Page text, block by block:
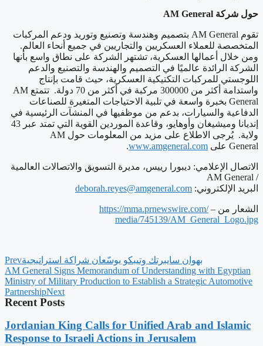
حول شركة AM General
تقوم AM General بتصميم وهندسة وتصنيع وتوريد ودعم المركبات
المتخصصة للعملاء العسكريين والتجاريين في جميع أنحاء العالم.
ومن خلال أعمالها العسكرية، تشتهر الشركة على نطاق واسع بأنها
الشركة الرائدة عالميًا في التصميم والهندسة والتصنيع والدعم
اللوجستي للمركبات التكتيكية العسكرية، حيث قامت بإنتاج
واستدامة أكثر من 300000 مركبة في أكثر من 70 دولة. تتمتع
AM
General بخبرة واسعة في تلبية الاحتياجات المتغيرة للصناعات
الدفاعية والسيارات، بدعم من موظفيها في المنشآت الرئيسية في
إنديانا وميشيغان وأوهايو، وقاعدة الموردين القوية التي تمتد عبر 43
ولاية. يُرجى الاطلاع على مزيد من المعلومات حول AM
General على www.amgeneral.com
.
الاتصال الإعلامي: ديبورا رييس، مديرة التسويق والاتصالات العالمية
/
AM General
البريد الإلكتروني:
deborah.reyes@amgeneral.com
الشعار من –https://mma.prnewswire.com/
media/745139/AM_General_Logo.jpg
Prevبهوان سايبرتك وتيبكو يوسّعان شراكة استراتيجية
AM General Signs Memorandum of Understanding with Egyptian
Ministry of Military Production to Establish a Strategic Automotive
PartnershipNext
Recent Posts
Jordanian King Calls for Unified Arab and Islamic
Response to Israeli Actions in Jerusalem